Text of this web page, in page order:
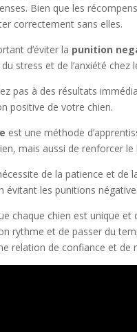
Bien que les
correctement sans elles.
d’éviter la punition
stress et de l’anxiété
pas à des résultats
positive de votre chien.
est une méthode
mais aussi de renforcer
de la patience et
évitant les punitions
chaque chien est unique
rythme et de passer du
relation de confiance et de